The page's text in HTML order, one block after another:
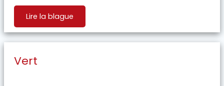
Lire la blague
Vert